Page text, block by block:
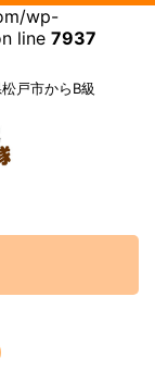
wp-
line 7937
戸市からB級